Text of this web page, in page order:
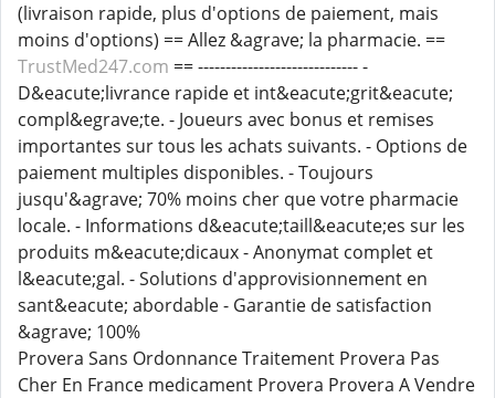
(livraison rapide, plus d'options de paiement, mais
moins d'options) == Allez &agrave; la pharmacie. ==
TrustMed247.com == ----------------------------- -
D&eacute;livrance rapide et int&eacute;grit&eacute;
compl&egrave;te. - Joueurs avec bonus et remises
importantes sur tous les achats suivants. - Options de
paiement multiples disponibles. - Toujours
jusqu'&agrave; 70% moins cher que votre pharmacie
locale. - Informations d&eacute;taill&eacute;es sur les
produits m&eacute;dicaux - Anonymat complet et
l&eacute;gal. - Solutions d'approvisionnement en
sant&eacute; abordable - Garantie de satisfaction
&agrave; 100%
Provera Sans Ordonnance Traitement Provera Pas
Cher En France medicament Provera Provera A Vendre